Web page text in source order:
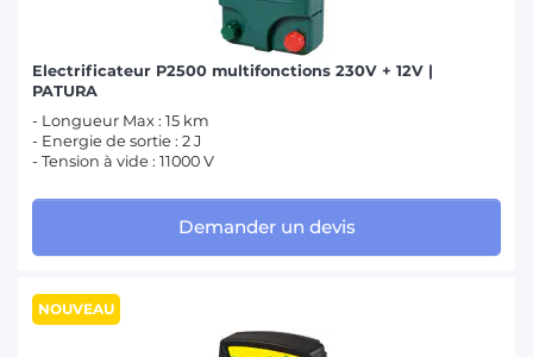
Electrificateur P2500 multifonctions 230V + 12V |
PATURA
- Longueur Max : 15 km
- Energie de sortie : 2 J
- Tension à vide : 11000 V
Demander un devis
NOUVEAU